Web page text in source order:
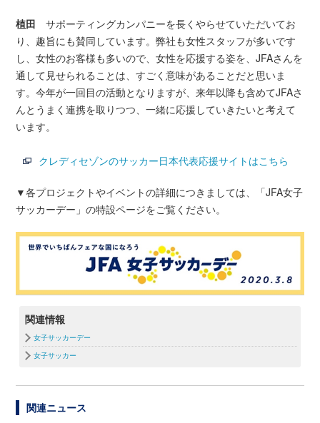
植田 サポーティングカンパニーを長くやらせていただいてお
り、趣旨にも賛同しています。弊社も女性スタッフが多いです
し、女性のお客様も多いので、女性を応援する姿を、JFAさんを
通して見せられることは、すごく意味があることだと思いま
す。今年が一回目の活動となりますが、来年以降も含めてJFAさ
んとうまく連携を取りつつ、一緒に応援していきたいと考えて
います。
クレディセゾンのサッカー日本代表応援サイトはこちら
▼各プロジェクトやイベントの詳細につきましては、「JFA女子
サッカーデー」の特設ページをご覧ください。
関連情報
女子サッカーデー
女子サッカー
関連ニュース